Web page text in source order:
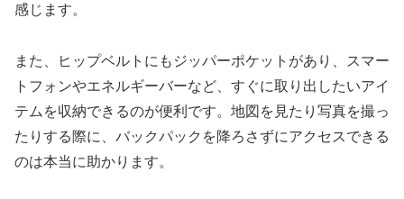
感じます。
また、ヒップベルトにもジッパーポケットがあり、スマー
トフォンやエネルギーバーなど、すぐに取り出したいアイ
テムを収納できるのが便利です。地図を見たり写真を撮っ
たりする際に、バックパックを降ろさずにアクセスできる
のは本当に助かります。